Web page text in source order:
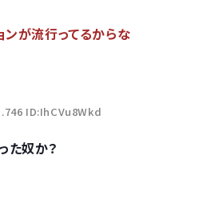
ンが流行ってるからな
ID:IhCVu8Wkd
た奴か？